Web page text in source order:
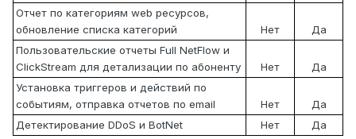
Отчет по категориям web ресурсов,
обновление списка категорий
Нет
Да
Пользовательские отчеты Full NetFlow и
ClickStream для детализации по абоненту
Нет
Да
Установка триггеров и действий по
событиям, отправка отчетов по email
Нет
Да
Детектирование DDoS и BotNet
Нет Да